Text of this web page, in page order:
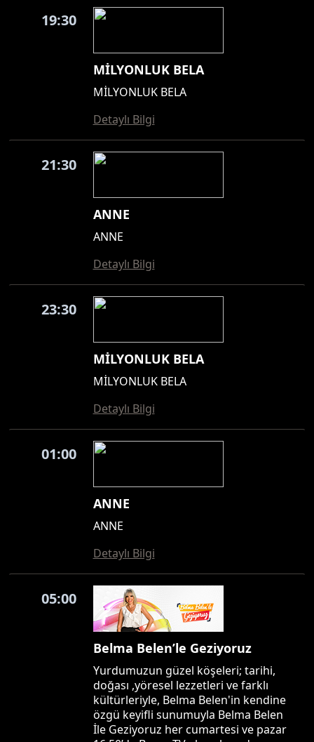
19:30
MİLYONLUK BELA
MİLYONLUK BELA
Detaylı Bilgi
21:30
ANNE
ANNE
Detaylı Bilgi
23:30
MİLYONLUK BELA
MİLYONLUK BELA
Detaylı Bilgi
01:00
ANNE
ANNE
Detaylı Bilgi
05:00
Belma Belen’le Geziyoruz
Yurdumuzun güzel köşeleri; tarihi,
doğası ,yöresel lezzetleri ve farklı
kültürleriyle, Belma Belen'in kendine
özgü keyifli sunumuyla Belma Belen
İle Geziyoruz her cumartesi ve pazar